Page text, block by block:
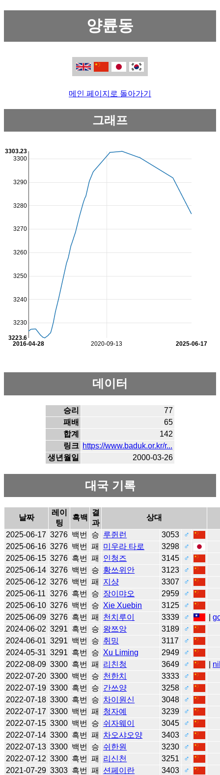
양륜동
메인 페이지로 돌아가기
그래프
2020-09-13
2016-04-28 2025-06-17
3230
3240
3250
3260
3270
3280
3290
3300
3223.6
3303.23
데이터
승리
77
패배
65
합계
142
링크 https://www.baduk.or.kr/r...
생년월일
2000-03-26
대국 기록
날짜
레이
팅
흑백
결
과
상대
2025-06-17 3276 백번 승 루쥔런 3053
♂
2025-06-16 3276 백번 패 미우라 타로 3298
♂
2025-06-15 3276 흑번 패 인청즈 3145
♂
2025-06-14 3276 백번 승 황쓰위안 3123
♂
2025-06-12 3276 백번 패 지샹 3307
♂
2025-06-11 3276 흑번 승 장이먀오 2959
♂
2025-06-10 3276 백번 승 Xie Xuebin 3125
♂
2025-06-09 3276 흑번 패 천치루이 3339 ♂ |
2024-06-02 3291 흑번 승 왕쯔앙 3189
♂
2024-06-01 3291 백번 승 취밍 3117
♂
2024-05-31 3291 흑번 승 Xu Liming 2949
♂
2022-08-09 3300 흑번 패 리친청 3649 ♂
2022-07-20 3300 백번 승 천한치 3333
♂
2022-07-19 3300 흑번 승 간쓰양 3258
♂
2022-07-18 3300 흑번 승 차이원신 3048
♂
2022-07-17 3300 백번 패 청자예 3239
♂
2022-07-15 3300 백번 승 쉬자웨이 3045
♂
2022-07-14 3300 흑번 패 차오샤오양 3403
♂
2022-07-13 3300 백번 승 쉬한원 3230
♂
2022-07-12 3300 흑번 패 리신천 3251
♂
2021-07-29 3303 흑번 패 션페이란 3403
♂